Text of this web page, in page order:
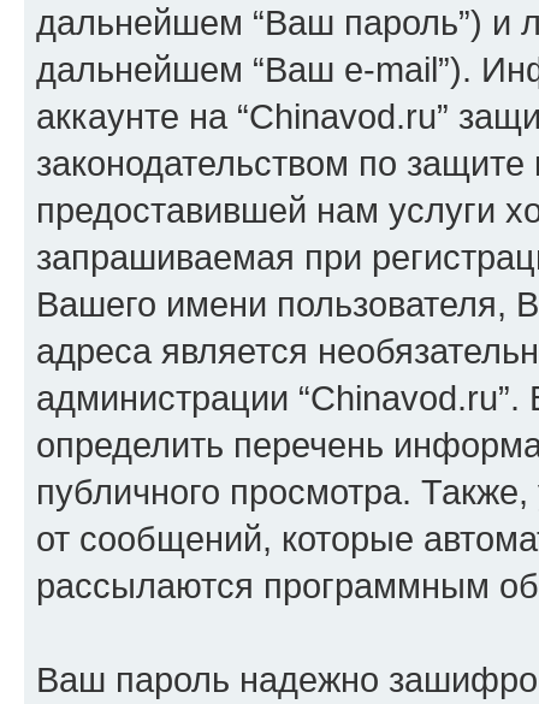
дальнейшем “Ваш пароль”) и
дальнейшем “Ваш e-mail”).
аккаунте на “Chinavod.ru”
законодательством по
предоставившей нам услуги
запрашиваемая при
Вашего имени пользователя,
адреса является
администрации
определить перечень
публичного просмотра.
от сообщений, которые
рассылаются программным
Ваш пароль надежно